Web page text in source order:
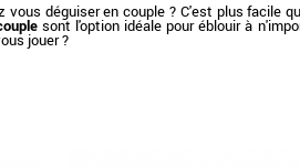
déguiser en couple ? C'est plus
sont l'option idéale pour éblouir à
jouer ?